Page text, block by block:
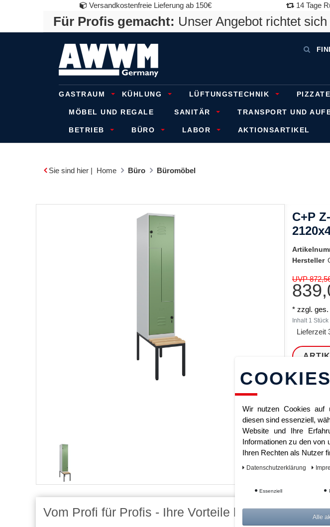
Versandkostenfreie Lieferung ab 150€ 14 Tage
Für Profis gemacht: Unser Angebot richtet
GASTRAUM KÜHLUNG LÜFTUNGSTECHNIK
MÖBEL UND REGALE SANITÄR TRANSPORT UND
BETRIEB BÜRO LABOR AKTIONSARTIKEL
Sie sind hier | Home Büro Büromöbel
C+P
Hersteller
UVP
* zzgl.
Inhalt 1 Stück
Lieferzeit
Vom Profi für Profis - Ihre Vorteile bei AWWM:
COOKIES
Wir nutzen Cookies auf
diesen sind essenziell,
Website und Ihre
Informationen zu den von
Ihren Rechten als Nutzer
Daten­schutz­erklärung
Essenziell
Alle